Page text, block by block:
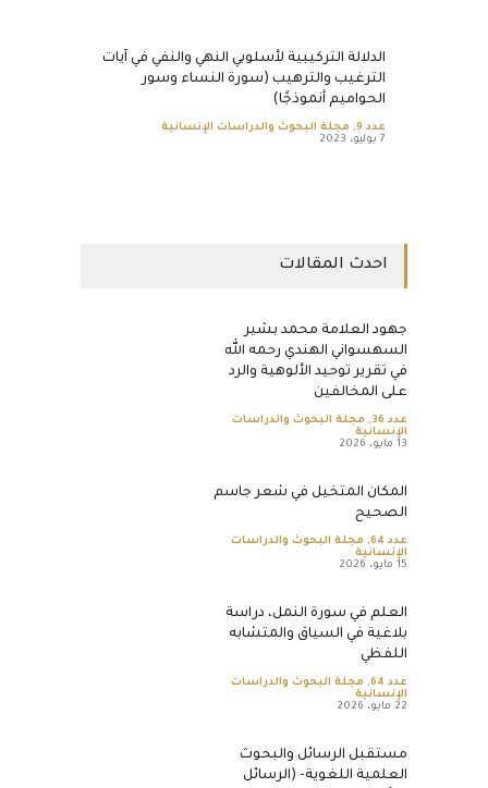
الدلالة التركيبية لأسلوبي النهي والنفي في آيات
الترغيب والترهيب (سورة النساء وسور
الحواميم أنموذجًا)
عدد 9 , مجلة البحوث والدراسات الإنسانية
7 يوليو، 2023
احدث المقالات
جهود العلامة محمد بشير
السهسواني الهندي رحمه الله
في تقرير توحيد الألوهية والرد
على المخالفين
عدد 36 , مجلة البحوث والدراسات
الإنسانية
13 مايو، 2026
المكان المتخيل في شعر جاسم
الصحيح
عدد 64 , مجلة البحوث والدراسات
الإنسانية
15 مايو، 2026
العلم في سورة النمل، دراسة
بلاغية في السياق والمتشابه
اللفظي
عدد 64 , مجلة البحوث والدراسات
الإنسانية
22 مايو، 2026
مستقبل الرسائل والبحوث
العلمية اللغوية- (الرسائل